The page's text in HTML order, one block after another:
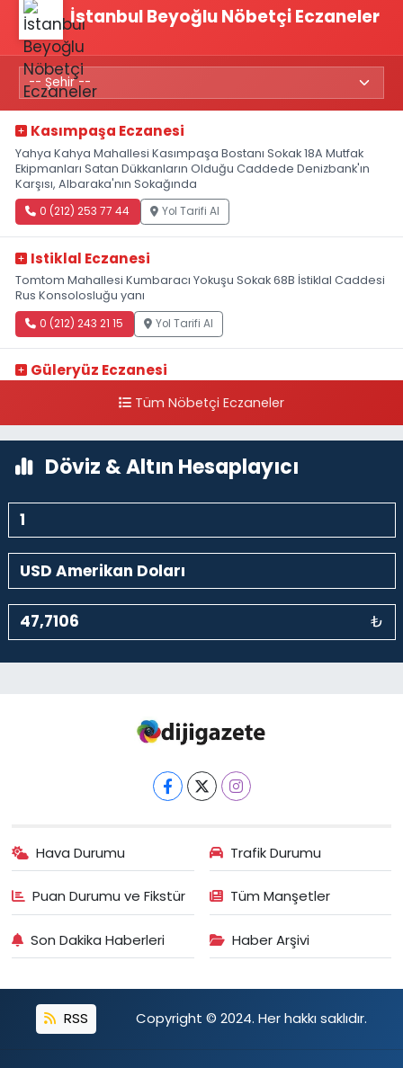
İstanbul Beyoğlu Nöbetçi Eczaneler
Kasımpaşa Eczanesi
Yahya Kahya Mahallesi Kasımpaşa Bostanı Sokak 18A Mutfak
Ekipmanları Satan Dükkanların Olduğu Caddede Denizbank'ın
Karşısı, Albaraka'nın Sokağında
0 (212) 253 77 44 Yol Tarifi Al
Istiklal Eczanesi
Tomtom Mahallesi Kumbaracı Yokuşu Sokak 68B İstiklal Caddesi
Rus Konsolosluğu yanı
0 (212) 243 21 15 Yol Tarifi Al
Güleryüz Eczanesi
kalaycıbahçe Meydana DoğruTüm Nöbetçi Eczaneler
Döviz & Altın Hesaplayıcı
₺
Hava Durumu Trafik Durumu
Puan Durumu ve Fikstür Tüm Manşetler
Son Dakika Haberleri Haber Arşivi
RSS Copyright © 2024. Her hakkı saklıdır.